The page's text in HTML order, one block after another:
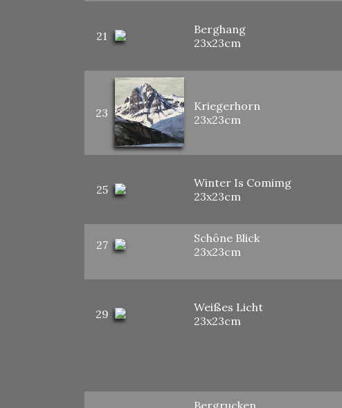
21
Berghang
23x23cm
23
Kriegerhorn
23x23cm
25
Winter Is Comimg
23x23cm
27
Schöne Blick
23x23cm
29
Weißes Licht
23x23cm
Bergrucken